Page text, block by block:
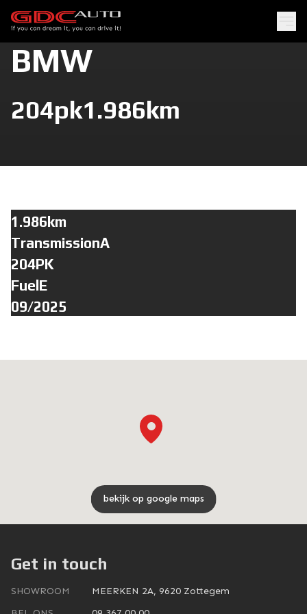
BMW
204pk1.986km
1.986km
TransmissionA
204PK
FuelE
09/2025
Get in touch
SHOWROOM
MEERKEN 2A, 9620 Zottegem
bekijk op google maps